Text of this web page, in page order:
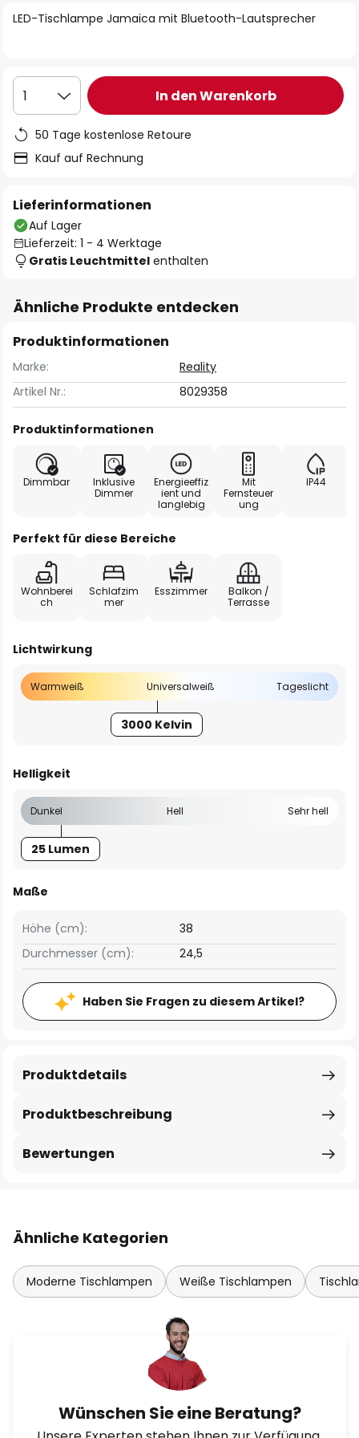
LED-Tischlampe Jamaica mit Bluetooth-Lautsprecher
1 In den Warenkorb
50 Tage kostenlose Retoure
Kauf auf Rechnung
Lieferinformationen
Auf Lager
Lieferzeit: 1 - 4 Werktage
Gratis Leuchtmittel enthalten
Ähnliche Produkte entdecken
Produktinformationen
Marke:
Reality
Artikel Nr.:
8029358
Produktinformationen
Dimmbar
Inklusive
Dimmer
Energieeffiz
ient und
langlebig
Mit
Fernsteuer
ung
IP44
Perfekt für diese Bereiche
Wohnberei
ch
Schlafzim
mer
Esszimmer
Balkon /
Terrasse
Lichtwirkung
Warmweiß Universalweiß Tageslicht
3000 Kelvin
Helligkeit
Dunkel Hell Sehr hell
25 Lumen
Maße
Höhe (cm):
38
Durchmesser (cm):
24,5
Haben Sie Fragen zu diesem Artikel?
Produktbeschreibung
Produktdetails
Bewertungen
Ähnliche Kategorien
Moderne Tischlampen Weiße Tischlampen
Wünschen Sie eine Beratung?